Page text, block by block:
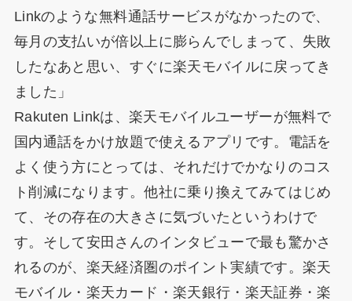
Linkのような無料通話サービスがなかったので、
毎月の支払いが倍以上に膨らんでしまって、失敗
したなあと思い、すぐに楽天モバイルに戻ってき
ました」
Rakuten Linkは、楽天モバイルユーザーが無料で
国内通話をかけ放題で使えるアプリです。電話を
よく使う方にとっては、それだけでかなりのコス
ト削減になります。他社に乗り換えてみてはじめ
て、その存在の大きさに気づいたというわけで
す。そして安田さんのインタビューで最も驚かさ
れるのが、楽天経済圏のポイント実績です。楽天
モバイル・楽天カード・楽天銀行・楽天証券・楽